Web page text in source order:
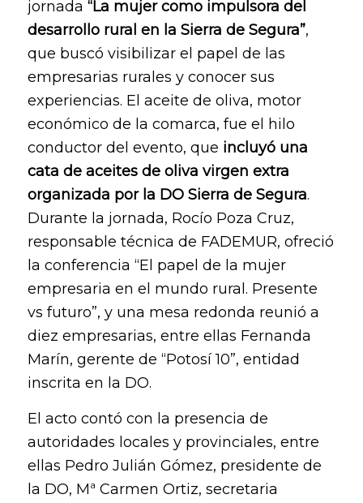
jornada “La mujer como impulsora del
desarrollo rural en la Sierra de Segura”,
que buscó visibilizar el papel de las
empresarias rurales y conocer sus
experiencias. El aceite de oliva, motor
económico de la comarca, fue el hilo
conductor del evento, que incluyó una
cata de aceites de oliva virgen extra
organizada por la DO Sierra de Segura.
Durante la jornada, Rocío Poza Cruz,
responsable técnica de FADEMUR, ofreció
la conferencia “El papel de la mujer
empresaria en el mundo rural. Presente
vs futuro”, y una mesa redonda reunió a
diez empresarias, entre ellas Fernanda
Marín, gerente de “Potosí 10”, entidad
inscrita en la DO.
El acto contó con la presencia de
autoridades locales y provinciales, entre
ellas Pedro Julián Gómez, presidente de
la DO, Mª Carmen Ortiz, secretaria